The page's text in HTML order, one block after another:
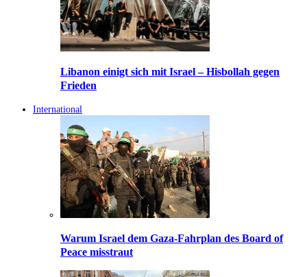
Libanon einigt sich mit Israel – Hisbollah gegen
Frieden
International
Warum Israel dem Gaza-Fahrplan des Board of
Peace misstraut